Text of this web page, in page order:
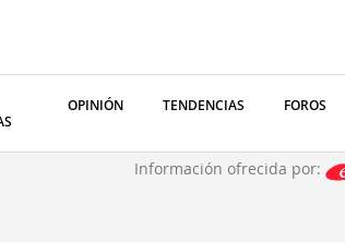
OPINIÓN TENDENCIAS FOROS
Información ofrecida por: